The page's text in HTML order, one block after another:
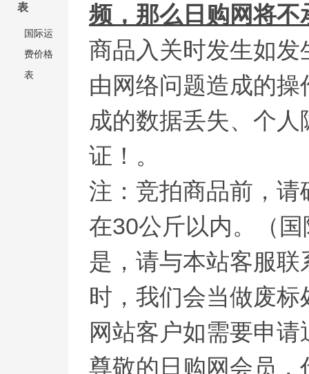
表
国际运
费价格
表
频，那么日购网将
商品入关时发生如
由网络问题造成的
成的数据丢失、个
证！。
注：竞拍商品前，
在30公斤以内。（
是，请与本站客服
时，我们会当做废标
网站客户如需要申
尊敬的日购网会员